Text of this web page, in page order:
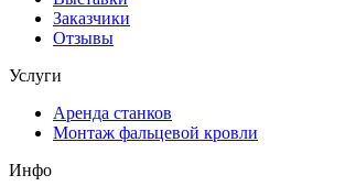
Заказчики
Отзывы
Услуги
Аренда станков
Монтаж фальцевой кровли
Инфо